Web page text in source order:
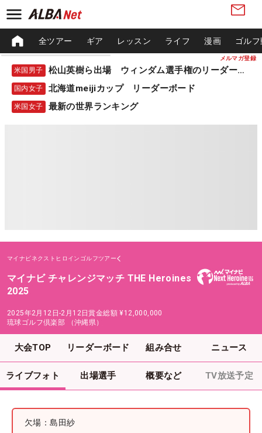
メルマガ登録
全ツアー ギア レッスン ライフ 漫画 ゴル
米国男子 松山英樹ら出場 ウィンダム選手権のリーダーボード
国内女子 北海道meijiカップ リーダーボード
米国女子 最新の世界ランキング
マイナビネクストヒロインゴルフツアー
マイナビ チャレンジマッチ THE Heroines
2025
2025年2月12日-2月12日賞金総額 ¥12,000,000
琉球ゴルフ倶楽部 （沖縄県）
大会TOP リーダーボード 組み合せ ニュース
ライブフォト 出場選手 概要など TV放送予定
欠場：島田紗